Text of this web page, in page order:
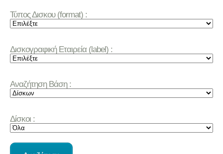
Τύπος Δισκου (format) :
Δισκογραφική Εταιρεία (label) :
Αναζήτηση Βάση :
Δίσκοι :